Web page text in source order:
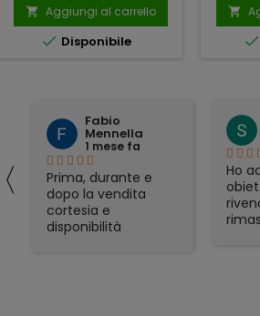
 Aggiungi al carrello
 Disponibile


〈
Fabio
Mennella
1 mese fa
Prima, durante e
dopo la vendita
cortesia e
disponibilità
Ho